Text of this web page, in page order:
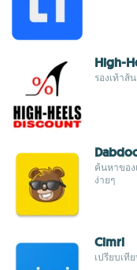
High-
รองเท้าส้
ค้นหาขอ
ง่ายๆ
Cimri
เปรียบเที